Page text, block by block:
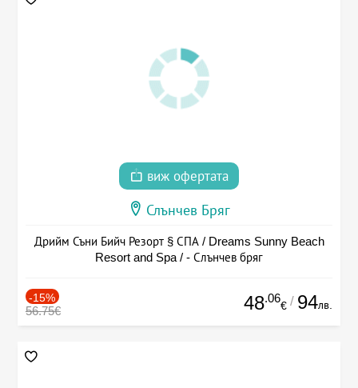
виж офертата
Слънчев Бряг
Дрийм Съни Бийч Резорт § СПА / Dreams Sunny Beach
Resort and Spa / - Слънчев бряг
-15%
56.75€ 48.06
€ / 94лв.